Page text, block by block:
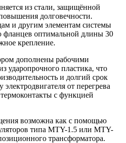
из стали, защищённой
долговечности.
и другим элементам системы
фланцев оптимальной длины 30
крепление.
дополнены рабочими
ударопрочного пластика, что
и долгий срок
от перегрева
с функцией
возможна как с помощью
типа MTY-1.5 или MTY-
трансформатора.